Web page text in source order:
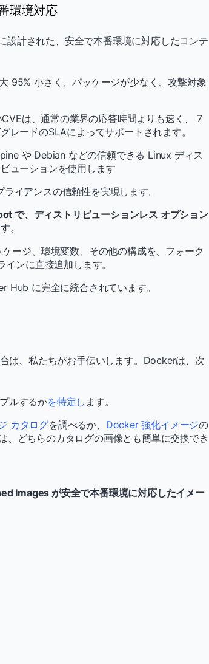
環境対応
計された、安全で本番環境に対応したコンテ
95% 小さく、パッケージが少なく、攻撃対象
は、通常の業界の応答時間よりも速く、 7
レードのSLAによってサポートされます。
や Debian などの信頼できる Linux ディス
ューションを使用します
ライアンスの信頼性を実現します。
で、ディストリビューションレス オプション
。
ージ、環境変数、その他の構成を、フォーク
ンに直接追加します。
Hub に完全に統合されています。
は、私たちがお手伝いします。Dockerは、次
ルするかを特定し ます。
カタログを調べるか、 Docker 強化イメージの
どちらのカタログの画像とも簡単に交換でき
Images が安全で本番環境に対応したイメー